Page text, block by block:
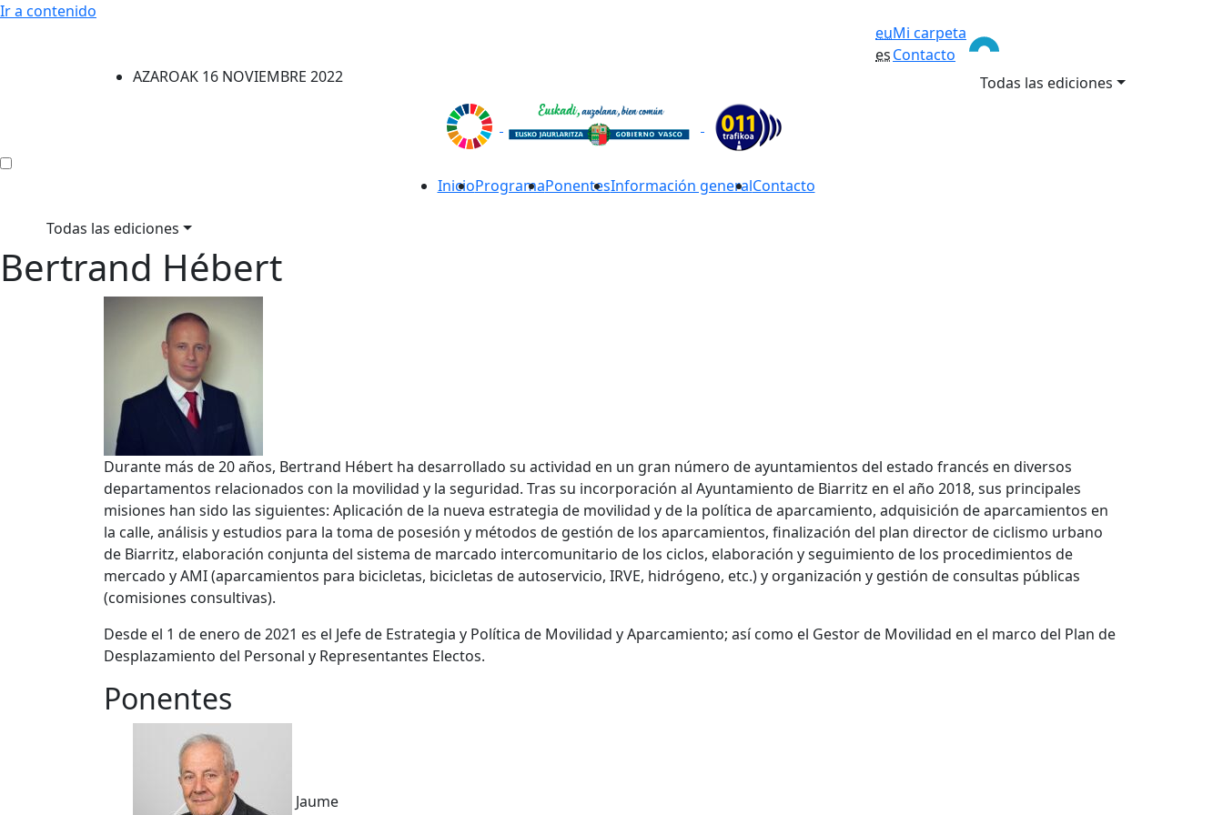
Ir a contenido
eu
es
Mi carpeta
Contacto
AZAROAK 16 NOVIEMBRE 2022
Todas las ediciones
InicioProgramaPonentesInformación generalContacto
Todas las ediciones
Bertrand Hébert
Durante más de 20 años, Bertrand Hébert ha desarrollado su actividad en un gran número de ayuntamientos del estado francés en diversos
departamentos relacionados con la movilidad y la seguridad. Tras su incorporación al Ayuntamiento de Biarritz en el año 2018, sus principales
misiones han sido las siguientes: Aplicación de la nueva estrategia de movilidad y de la política de aparcamiento, adquisición de aparcamientos en
la calle, análisis y estudios para la toma de posesión y métodos de gestión de los aparcamientos, finalización del plan director de ciclismo urbano
de Biarritz, elaboración conjunta del sistema de marcado intercomunitario de los ciclos, elaboración y seguimiento de los procedimientos de
mercado y AMI (aparcamientos para bicicletas, bicicletas de autoservicio, IRVE, hidrógeno, etc.) y organización y gestión de consultas públicas
(comisiones consultivas).
Desde el 1 de enero de 2021 es el Jefe de Estrategia y Política de Movilidad y Aparcamiento; así como el Gestor de Movilidad en el marco del Plan de
Desplazamiento del Personal y Representantes Electos.
Ponentes
Jaume